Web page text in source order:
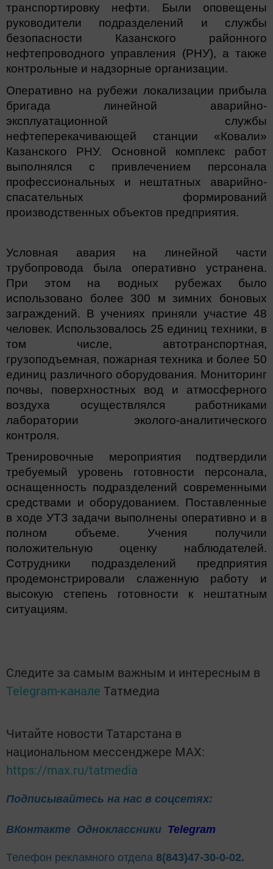
транспортировку нефти. Были оповещены
руководители подразделений и службы
безопасности Казанского районного
нефтепроводного управления (РНУ), а также
контрольные и надзорные организации.
Оперативно на рубежи локализации прибыла
бригада линейной аварийно-
эксплуатационной службы
нефтеперекачивающей станции «Ковали»
Казанского РНУ. Основной комплекс работ
выполнялся с привлечением персонала
профессиональных и нештатных аварийно-
спасательных формирований
производственных объектов предприятия.
Условная авария на линейной части
трубопровода была оперативно устранена.
При этом на водных рубежах было
использовано более 300 м зимних боновых
заграждений. В учениях приняли участие 48
человек. Использовалось 25 единиц техники, в
том числе, автотранспортная,
грузоподъемная, пожарная техника и более 50
единиц различного оборудования. Мониторинг
почвы, поверхностных вод и атмосферного
воздуха осуществлялся работниками
лаборатории эколого-аналитического
контроля.
Тренировочные мероприятия подтвердили
требуемый уровень готовности персонала,
оснащенность подразделений современными
средствами и оборудованием. Поставленные
в ходе УТЗ задачи выполнены оперативно и в
полном объеме. Учения получили
положительную оценку наблюдателей.
Сотрудники подразделений предприятия
продемонстрировали слаженную работу и
высокую степень готовности к нештатным
ситуациям.
Следите за самым важным и интересным в
Telegram-канале Татмедиа
Читайте новости Татарстана в
национальном мессенджере MАХ:
https://max.ru/tatmedia
Подписывайтесь на нас в соцсетях:
ВКонтакте Одноклассники Telegram
Телефон рекламного отдела 8(843)47-30-0-02.